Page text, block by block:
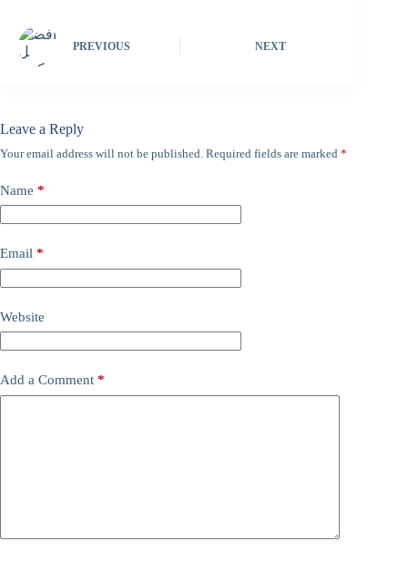
PREVIOUS NEXT
Leave a Reply
Your email address will not be published. Required fields are marked *
Name *
Email *
Website
Add a Comment *